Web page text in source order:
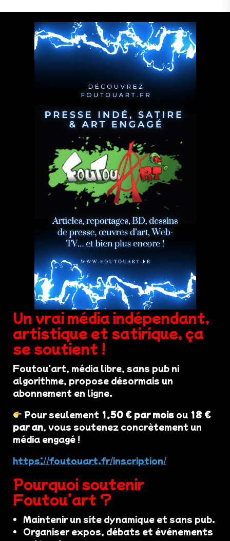
Un vrai média indépendant,
artistique et satirique, ça
se soutient !
Foutou'art, média libre, sans pub ni
algorithme, propose désormais un
abonnement en ligne.
Pour seulement 1,50 € par mois ou 18 €
par an, vous soutenez concrètement un
média engagé !
https://foutouart.fr/inscription/
Pourquoi soutenir
Foutou’art ?
Maintenir un site dynamique et sans pub.
Organiser expos, débats et événements